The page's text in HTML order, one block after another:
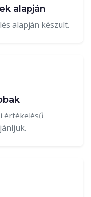
alapján
alapján készült.
értékelésű